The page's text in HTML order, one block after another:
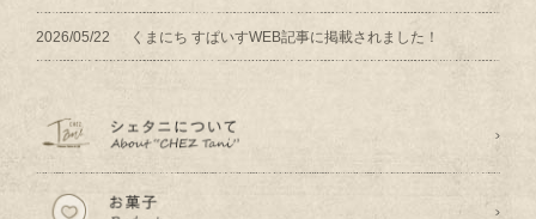
2026/05/22 くまにち すぱいすWEB記事に掲載されました！